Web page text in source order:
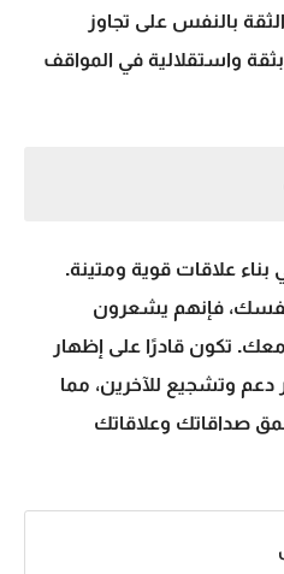
بالنفس على تجاوز
واستقلالية في المواقف
علاقات قوية ومتينة.
فإنهم يشعرون
معك. تكون قادرًا على إظهار
دعم وتشجيع للآخرين، مما
صداقاتك وعلاقاتك